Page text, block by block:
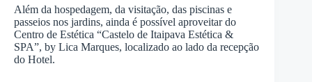
Além da hospedagem, da visitação, das piscinas e
passeios nos jardins, ainda é possível aproveitar do
Centro de Estética “Castelo de Itaipava Estética &
SPA”, by Lica Marques, localizado ao lado da recepção
do Hotel.